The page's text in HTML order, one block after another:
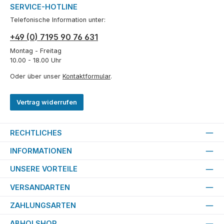
SERVICE-HOTLINE
Telefonische Information unter:
+49 (0) 7195 90 76 631
Montag - Freitag
10.00 - 18.00 Uhr
Oder über unser Kontaktformular.
Vertrag widerrufen
RECHTLICHES
INFORMATIONEN
UNSERE VORTEILE
VERSANDARTEN
ZAHLUNGSARTEN